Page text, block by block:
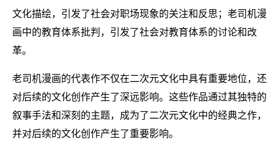
文化描绘，引发了社会对职场现象的关注和反思；老司机漫
画中的教育体系批判，引发了社会对教育体系的讨论和改
革。
老司机漫画的代表作不仅在二次元文化中具有重要地位，还
对后续的文化创作产生了深远影响。这些作品通过其独特的
叙事手法和深刻的主题，成为了二次元文化中的经典之作，
并对后续的文化创作产生了重要影响。